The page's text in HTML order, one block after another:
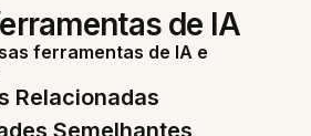
de IA
ferramentas de IA e
Relacionadas
Semelhantes